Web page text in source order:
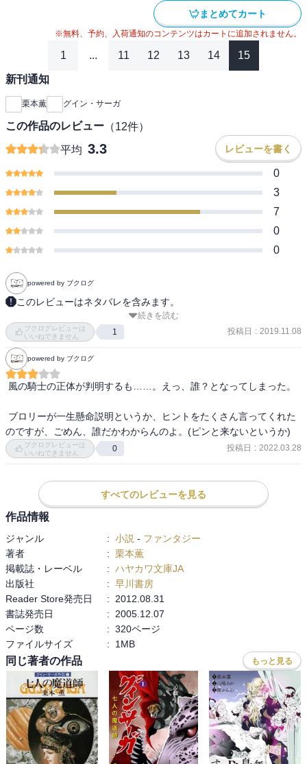
まとめてカート
※無料、予約、入荷通知のコンテンツはカートに追加されません。
1 ... 11 12 13 14 15
新刊通知
栗本薫 グイン・サーガ
この作品のレビュー （12件）
平均 3.3 レビューを書く
0
3
7
0
0
powered by ブクログ
このレビューはネタバレを含みます。
収集がつかない感じになってきました。旅の一座みたいなのも楽し
そうなのですが、本編をがっちり進めて欲しかった・・・。
続きを読む
ブクログレビューは
いいねできません
1 投稿日 : 2019.11.08
powered by ブクログ
ブクログレビューは
いいねできません
0 投稿日 : 2022.03.28
すべてのレビューを見る
作品情報
ジャンル : 小説 - ファンタジー
著者
: 栗本薫
掲載誌・レーベル
: ハヤカワ文庫JA
出版社
: 早川書房
Reader Store発売日
:
2012.08.31
書誌発売日
:
2005.12.07
ページ数
: 320ページ
ファイルサイズ
: 1MB
同じ著者の作品 もっと見る